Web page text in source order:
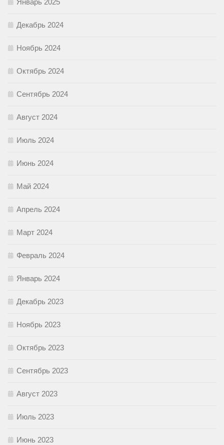
Январь 2025
Декабрь 2024
Ноябрь 2024
Октябрь 2024
Сентябрь 2024
Август 2024
Июль 2024
Июнь 2024
Май 2024
Апрель 2024
Март 2024
Февраль 2024
Январь 2024
Декабрь 2023
Ноябрь 2023
Октябрь 2023
Сентябрь 2023
Август 2023
Июль 2023
Июнь 2023